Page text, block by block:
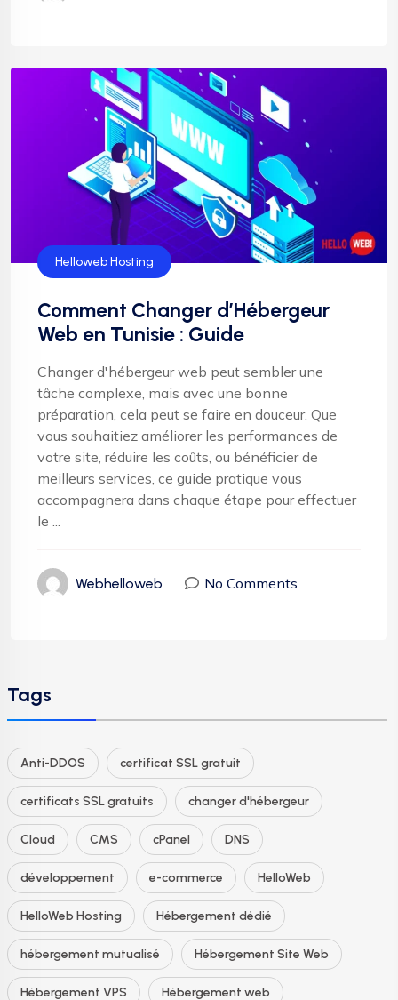
Helloweb Hosting
Comment Changer d’Hébergeur
Web en Tunisie : Guide
Changer d'hébergeur web peut sembler une
tâche complexe, mais avec une bonne
préparation, cela peut se faire en douceur. Que
vous souhaitiez améliorer les performances de
votre site, réduire les coûts, ou bénéficier de
meilleurs services, ce guide pratique vous
accompagnera dans chaque étape pour effectuer
le ...
Webhelloweb No Comments
Tags
Anti-DDOS certificat SSL gratuit
certificats SSL gratuits changer d'hébergeur
Cloud CMS cPanel DNS
développement e-commerce HelloWeb
HelloWeb Hosting Hébergement dédié
hébergement mutualisé Hébergement Site Web
Hébergement VPS Hébergement web